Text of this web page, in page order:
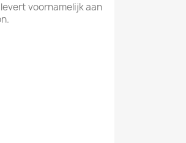
voornamelijk aan